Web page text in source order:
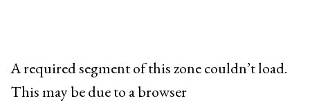
A required segment of this zone couldn’t load.
This may be due to a browser